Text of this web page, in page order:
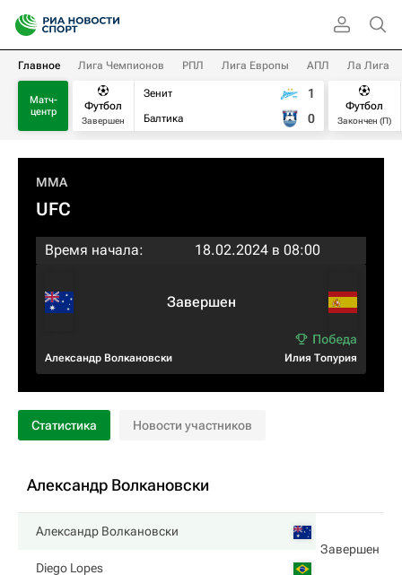
Главное Лига Чемпионов РПЛ Лига Европы АПЛ Ла Лига
Матч-
центр
Футбол
Завершен
Зенит
Балтика
1
0
Футбол
Закончен (П)
MMA
UFC
Время начала: 18.02.2024 в 08:00
Александр Волкановски
Завершен
Илия Топурия
Статистика Новости участников
Александр Волкановски
Александр Волкановски
Завершен
Diego Lopes